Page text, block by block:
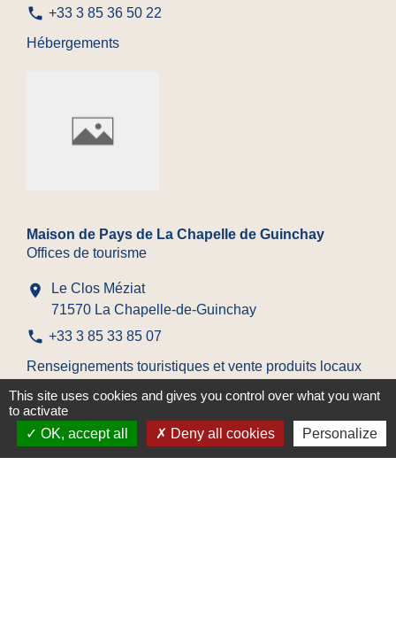
phone +33 3 85 36 50 22
Hébergements
Maison de Pays de La Chapelle de Guinchay
Offices de tourisme
location_on
Le Clos Méziat
71570 La Chapelle-de-Guinchay
phone +33 3 85 33 85 07
Renseignements touristiques et vente produits locaux
This site uses cookies and gives you control over what you want
to activate
OK, accept all
Deny all cookies Personalize